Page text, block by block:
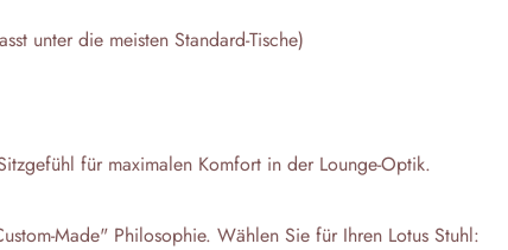
unter die meisten Standard-Tische)
für maximalen Komfort in der Lounge-Optik.
Made" Philosophie. Wählen Sie für Ihren Lotus Stuhl: